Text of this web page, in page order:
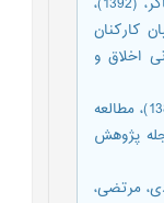
انصاری،محمداسماعیل، اردکانی، محمد شاکر، (1392)،
کارکنان
اخلاق و
توسلی، غلامعباس، نجار نهاوندی، مریم،(1387)، مطالعه
پژوهش
مرتضی،